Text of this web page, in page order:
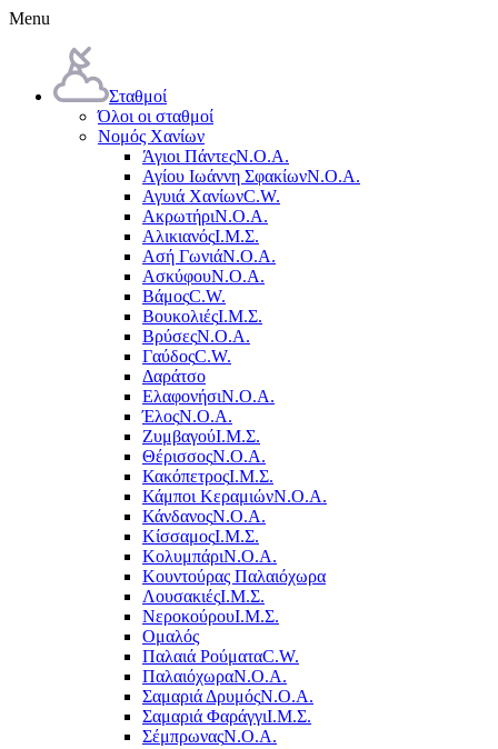
Menu
Σταθμοί
Όλοι οι σταθμοί
Νομός Χανίων
Άγιοι ΠάντεςΝ.Ο.Α.
Αγίου Ιωάννη ΣφακίωνΝ.Ο.Α.
Αγυιά ΧανίωνC.W.
ΑκρωτήριΝ.Ο.Α.
ΑλικιανόςΙ.Μ.Σ.
Ασή ΓωνιάΝ.Ο.Α.
ΑσκύφουΝ.Ο.Α.
ΒάμοςC.W.
ΒουκολιέςΙ.Μ.Σ.
ΒρύσεςΝ.Ο.Α.
ΓαύδοςC.W.
Δαράτσο
ΕλαφονήσιΝ.Ο.Α.
ΈλοςΝ.Ο.Α.
ΖυμβαγούΙ.Μ.Σ.
ΘέρισσοςΝ.Ο.Α.
ΚακόπετροςΙ.Μ.Σ.
Κάμποι ΚεραμιώνΝ.Ο.Α.
ΚάνδανοςΝ.Ο.Α.
ΚίσσαμοςΙ.Μ.Σ.
ΚολυμπάριΝ.Ο.Α.
Κουντούρας Παλαιόχωρα
ΛουσακιέςΙ.Μ.Σ.
ΝεροκούρουΙ.Μ.Σ.
Ομαλός
Παλαιά ΡούματαC.W.
ΠαλαιόχωραΝ.Ο.Α.
Σαμαριά ΔρυμόςΝ.Ο.Α.
Σαμαριά ΦαράγγιΙ.Μ.Σ.
ΣέμπρωναςΝ.Ο.Α.